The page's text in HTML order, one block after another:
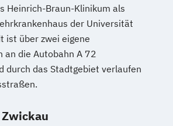
Heinrich-Braun-Klinikum als
der Universität
ist über zwei eigene
an die Autobahn A 72
durch das Stadtgebiet verlaufen